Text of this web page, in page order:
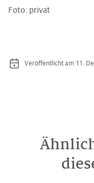
Foto: privat
Veröffentlicht am 11.